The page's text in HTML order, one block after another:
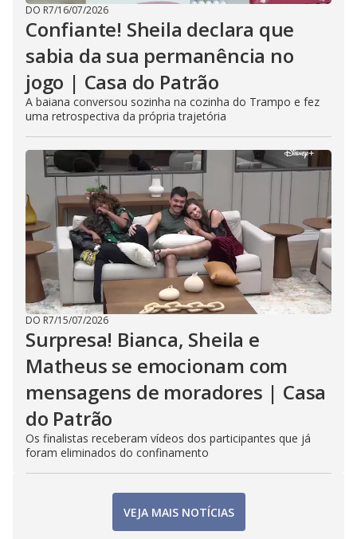
DO R7/16/07/2026
Confiante! Sheila declara que
sabia da sua permanência no
jogo | Casa do Patrão
A baiana conversou sozinha na cozinha do Trampo e fez
uma retrospectiva da própria trajetória
DO R7/15/07/2026
Surpresa! Bianca, Sheila e
Matheus se emocionam com
mensagens de moradores | Casa
do Patrão
Os finalistas receberam vídeos dos participantes que já
foram eliminados do confinamento
VEJA MAIS NOTÍCIAS